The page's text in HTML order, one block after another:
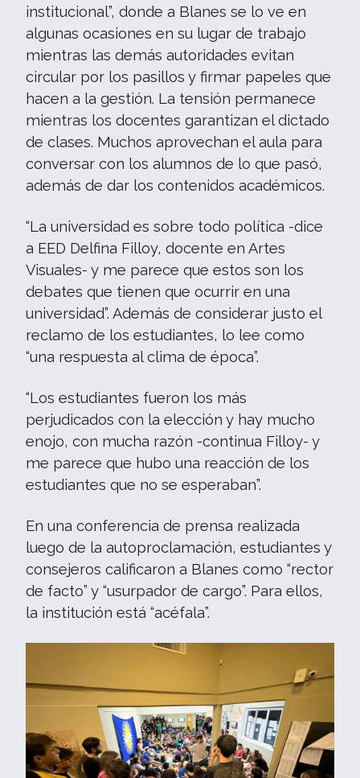
institucional”, donde a Blanes se lo ve en
algunas ocasiones en su lugar de trabajo
mientras las demás autoridades evitan
circular por los pasillos y firmar papeles que
hacen a la gestión. La tensión permanece
mientras los docentes garantizan el dictado
de clases. Muchos aprovechan el aula para
conversar con los alumnos de lo que pasó,
además de dar los contenidos académicos.
“La universidad es sobre todo política -dice
a EED Delfina Filloy, docente en Artes
Visuales- y me parece que estos son los
debates que tienen que ocurrir en una
universidad”. Además de considerar justo el
reclamo de los estudiantes, lo lee como
“una respuesta al clima de época”.
“Los estudiantes fueron los más
perjudicados con la elección y hay mucho
enojo, con mucha razón -continua Filloy- y
me parece que hubo una reacción de los
estudiantes que no se esperaban”.
En una conferencia de prensa realizada
luego de la autoproclamación, estudiantes y
consejeros calificaron a Blanes como “rector
de facto” y “usurpador de cargo”. Para ellos,
la institución está “acéfala”.